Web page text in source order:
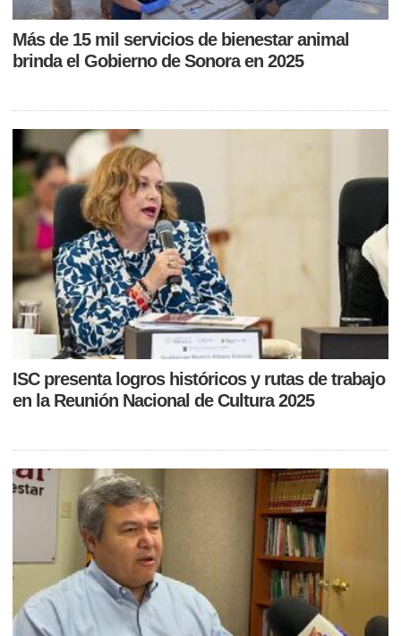
Más de 15 mil servicios de bienestar animal
brinda el Gobierno de Sonora en 2025
ISC presenta logros históricos y rutas de trabajo
en la Reunión Nacional de Cultura 2025